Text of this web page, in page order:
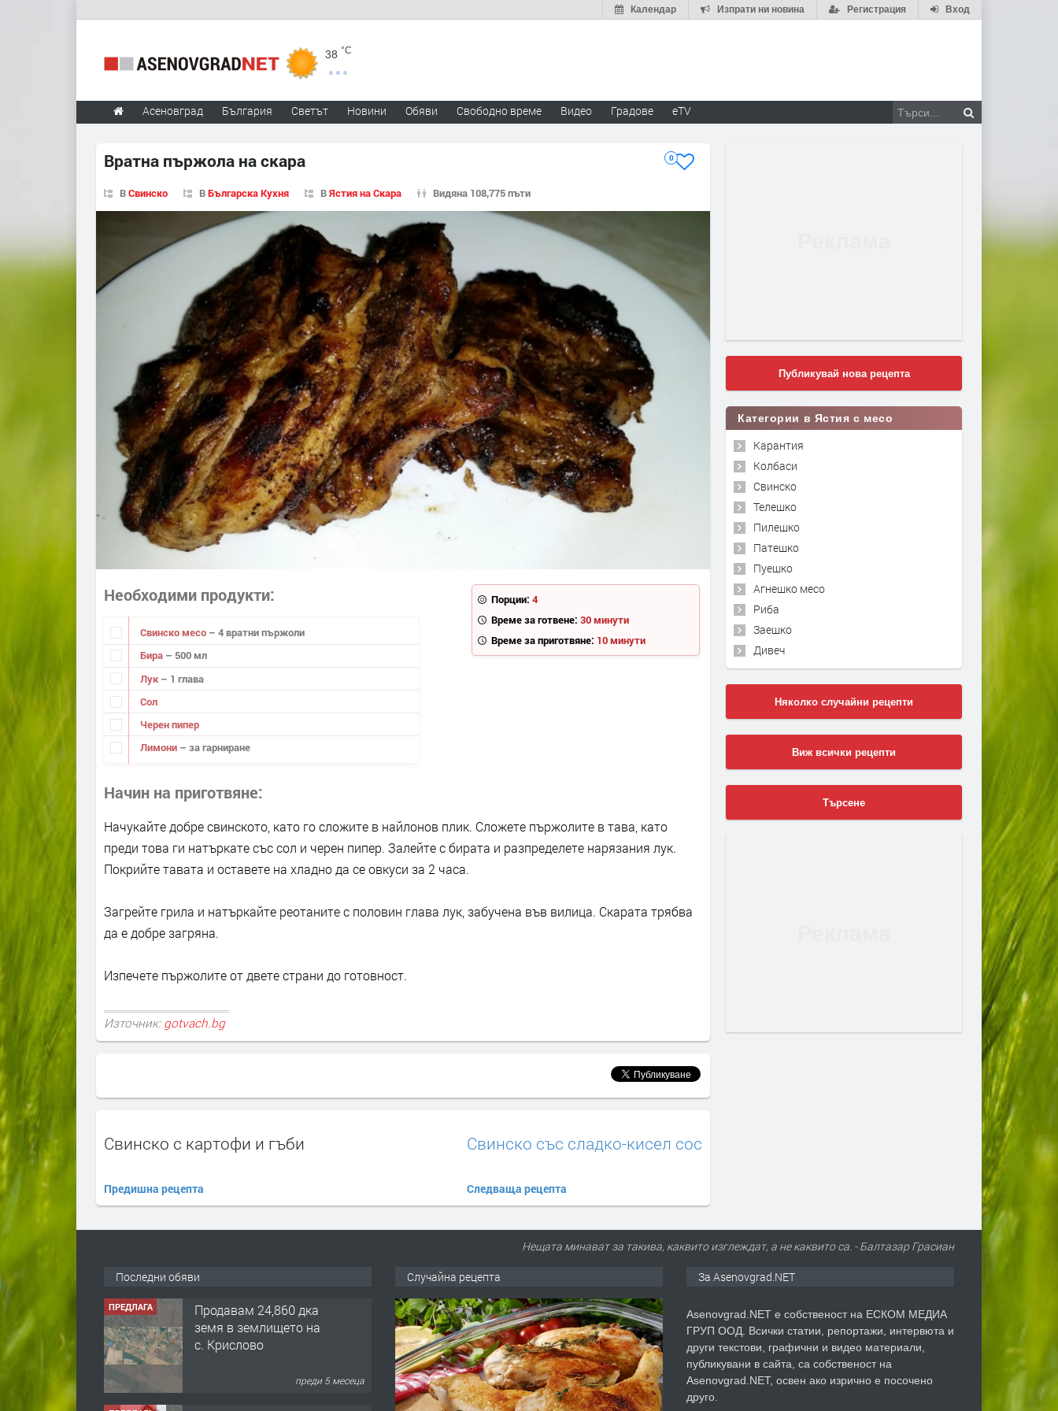
Вход
Регистрация
Изпрати ни новина
Календар
38 °C
Асеновград България Светът Новини Обяви Свободно време Видео Градове eTV
Вратна пържола на скара 0
ВСвинско ВБългарска Кухня ВЯстия на Скара Видяна 108,775 пъти
Порции: 4
Време за готвене: 30 минути
Време за приготвяне: 10 минути
Необходими продукти
Свинско месо – 4 вратни пържоли
Бира – 500 мл
Лук – 1 глава
Сол
Черен пипер
Лимони – за гарниране
Начин на приготвяне
Начукайте добре свинското, като го сложите в найлонов плик. Сложете пържолите в тава, като
преди това ги натъркате със сол и черен пипер. Залейте с бирата и разпределете нарязания лук.
Покрийте тавата и оставете на хладно да се овкуси за 2 часа.
Загрейте грила и натъркайте реотаните с половин глава лук, забучена във вилица. Скарата трябва
да е добре загряна.
Изпечете пържолите от двете страни до готовност.
Източник: gotvach.bg
Свинско с картофи и гъби
Предишна рецепта
Свинско със сладко-кисел сос
Следваща рецепта
Публикувай нова рецепта
Категории в Ястия с месо
Карантия
Колбаси
Свинско
Телешко
Пилешко
Патешко
Пуешко
Агнешко месо
Риба
Заешко
Дивеч
Няколко случайни рецепти
Виж всички рецепти
Търсене
Нещата минават за такива, каквито изглеждат, а не каквито са. - Балтазар Грасиан
Последни обяви
ПРЕДЛАГА
Продавам 24,860 дка
земя в землището на
с. Крислово
преди 5 месеца
Случайна рецепта За Asenovgrad.NET
Asenovgrad.NET е собственост на ЕСКОМ МЕДИА
ГРУП ООД. Всички статии, репортажи, интервюта и
други текстови, графични и видео материали,
публикувани в сайта, са собственост на
Asenovgrad.NET, освен ако изрично е посочено
друго.